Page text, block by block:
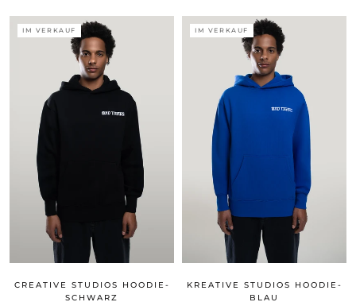
IM VERKAUF
CREATIVE STUDIOS HOODIE-
SCHWARZ
IM VERKAUF
KREATIVE STUDIOS HOODIE-
BLAU